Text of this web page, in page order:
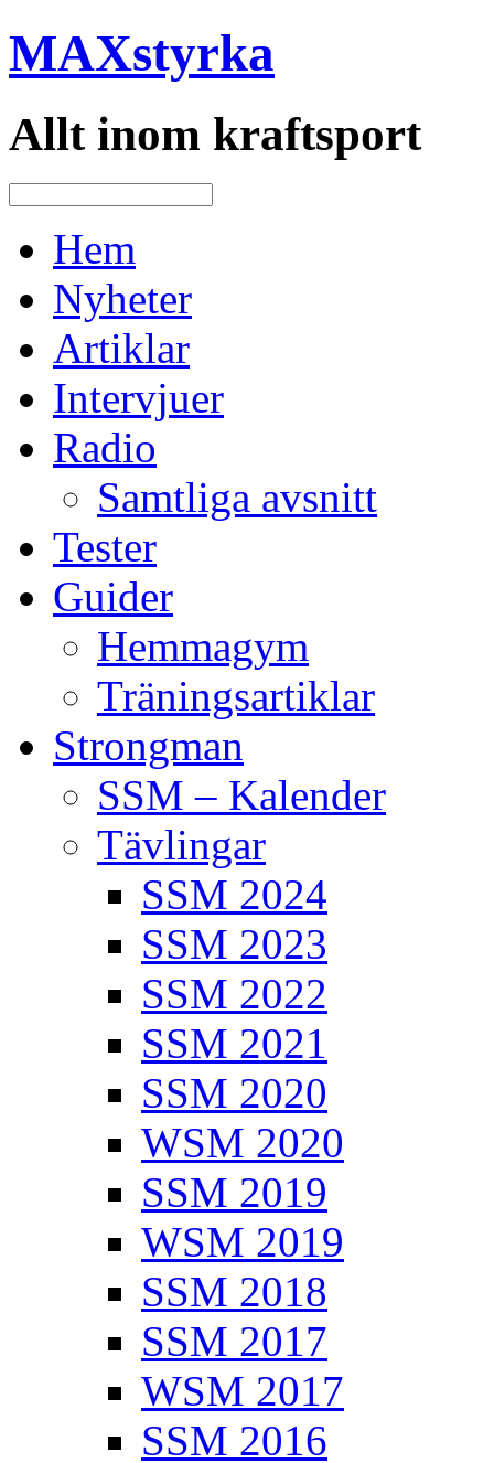
MAXstyrka
Allt inom kraftsport
Hem
Nyheter
Artiklar
Intervjuer
Radio
Samtliga avsnitt
Tester
Guider
Hemmagym
Träningsartiklar
Strongman
SSM – Kalender
Tävlingar
SSM 2024
SSM 2023
SSM 2022
SSM 2021
SSM 2020
WSM 2020
SSM 2019
WSM 2019
SSM 2018
SSM 2017
WSM 2017
SSM 2016